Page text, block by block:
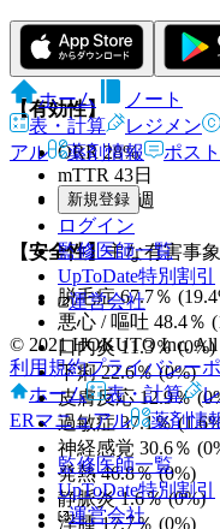
ホーム
ノート
表・計算
レジメン
アル
薬剤情報 ポスト
新規登録
ログイン
監修医師一覧
UpToDate特別割引
運営会社
© 2021 HOKUTO Inc. All
利用規約プライバシー
ホーム
表・計算
ERマニュアル
薬剤情
監修医師一覧
UpToDate特別割引
運営会社
対象: プラチナ治療後の進行
方法: DTX70mg/m²を3週毎
【有効性】
ORR 28%
mTTR 43日
mOS 53.3週
【安全性】主な有害事
脱毛症 67.7％
悪心 / 嘔吐 48.4％
口内炎 11.3％ (0%)
下痢 22.6％ (0%)
皮膚反応 12.9％
過敏症 37.1％
神経感覚 30.6％
発熱 46.8％ (0%)
静脈炎 1.6％ (0%)
浮腫 17.7％ (0%)